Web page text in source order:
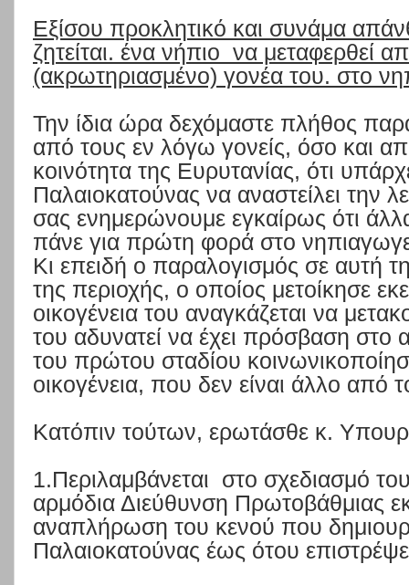
Εξίσου προκλητικό και συνάμα
ζητείται. ένα νήπιο να μεταφερθεί
(ακρωτηριασμένο) γονέα του. στο
Την ίδια ώρα δεχόμαστε πλήθος
από τους εν λόγω γονείς, όσο και
κοινότητα της Ευρυτανίας, ότι
Παλαιοκατούνας να αναστείλει την
σας ενημερώνουμε εγκαίρως ότι
πάνε για πρώτη φορά στο
Κι επειδή ο παραλογισμός σε αυτή
της περιοχής, ο οποίος μετοίκησε
οικογένεια του αναγκάζεται να
του αδυνατεί να έχει πρόσβαση στο
του πρώτου σταδίου
οικογένεια, που δεν είναι άλλο από
Κατόπιν τούτων, ερωτάσθε κ.
1.Περιλαμβάνεται
στο σχεδιασμό
αρμόδια Διεύθυνση Πρωτοβάθμιας
αναπλήρωση του κενού που
Παλαιοκατούνας έως ότου